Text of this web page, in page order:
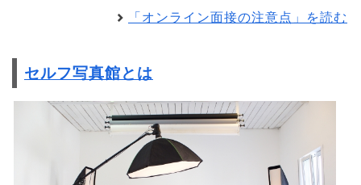
「オンライン面接の注意点」を読む
セルフ写真館とは